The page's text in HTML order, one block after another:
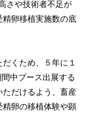
さや技術者不足が
精卵移植実施数の底
くため、５年に１
中ブース出展する
ただけるよう、畜産
精卵の移植体験や顕